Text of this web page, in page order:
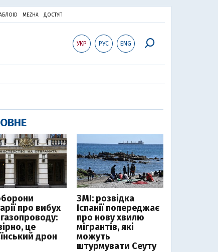
MEZHA ДОСТУП
УКР РУС ENG
про вибух
газопроводу:
це
дрон
ЗМІ: розвідка
Іспанії попереджає
про нову хвилю
мігрантів, які
можуть
штурмувати Сеуту